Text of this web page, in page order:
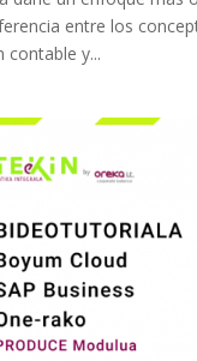
entre los
contable y...